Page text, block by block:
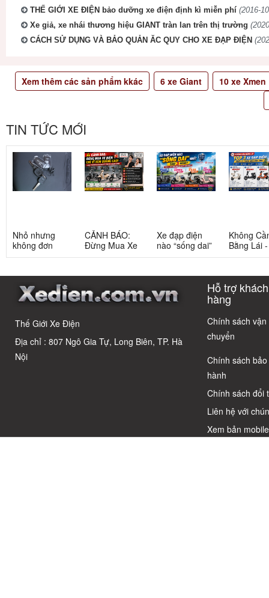
THẾ GIỚI XE ĐIỆN bảo dưỡng xe điện định kì miễn phí (2016-
Xe giả, xe nhái thương hiệu GIANT tràn lan trên thị trường
CÁCH SỬ DỤNG VÀ BẢO QUẢN ĂC QUY CHO XE ĐẠP ĐIỆN
Xem thêm các sản phẩm kkác 6xe Giant 10xe Xmen
TIN TỨC MỚI
Nhỏ nhưng
không đơn
giản: Sự thật
học sinh cấp 2
CẢNH BÁO:
Đừng Mua Xe
Điện Chỉ Vì
Cáo! 5 Bẫy
Quyết Chọn Xe
Chuẩn Chỉnh
Xe đạp điện
nào “sống dai”
nhất sau 5
có câu trả lời
Không
Bằng Lái
3 Xe Đạp
Cho Học
Thế Giới Xe Điện
Địa chỉ : 807 Ngô Gia Tự, Long Biên, TP. Hà
Nội
Hỗ trợ khách
hàng
Chính sách vận
chuyển
Chính sách bảo
hành
Chính sách đổi
Liên hệ với
Xem bản